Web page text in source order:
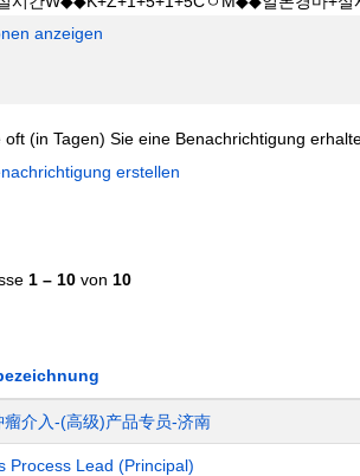
anzeigen
(in Tagen) Sie eine Benachrichtigung
erstellen
1 – 10 von 10
瘤介入-(高级)产品专员-济南
Process Lead (Principal)